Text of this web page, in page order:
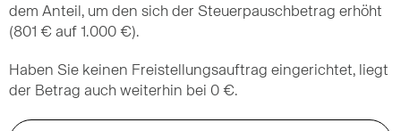
dem Anteil, um den sich der Steuerpauschbetrag erhöht
(801 € auf 1.000 €).
Haben Sie keinen Freistellungsauftrag eingerichtet, liegt
der Betrag auch weiterhin bei 0 €.